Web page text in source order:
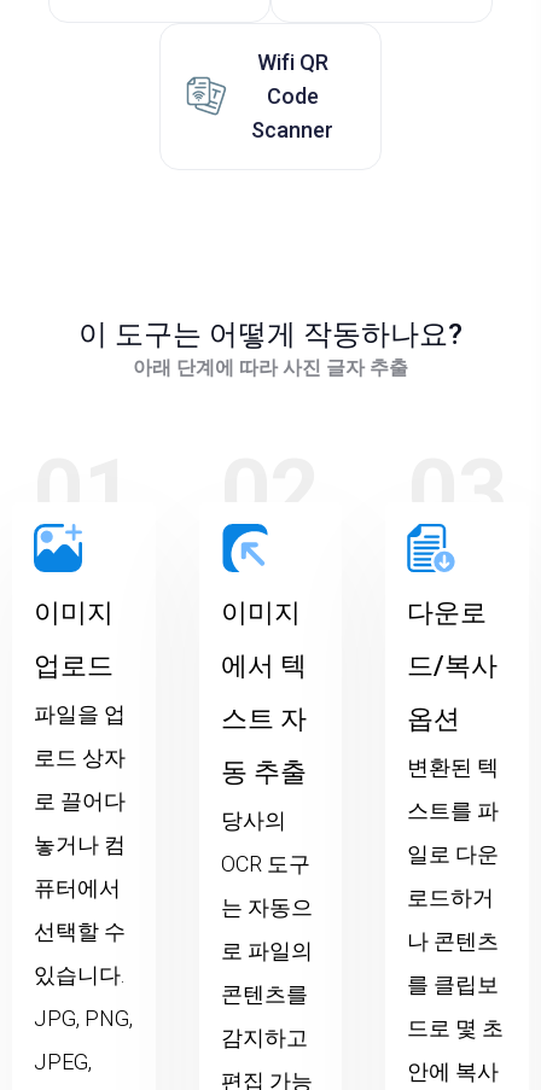
Wifi QR
Code
Scanner
이 도구는 어떻게 작동하나요?
아래 단계에 따라 사진 글자 추출
이미지
업로드
파일을 업
로드 상자
로 끌어다
놓거나 컴
퓨터에서
선택할 수
있습니다.
JPG, PNG,
JPEG,
이미지
에서 텍
스트 자
동 추출
당사의
OCR 도구
는 자동으
로 파일의
콘텐츠를
감지하고
편집 가능
다운로
드/복사
옵션
변환된 텍
스트를 파
일로 다운
로드하거
나 콘텐츠
를 클립보
드로 몇 초
안에 복사